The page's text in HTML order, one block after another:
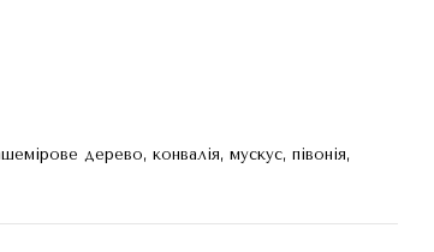
дерево, конвалія, мускус, півонія,